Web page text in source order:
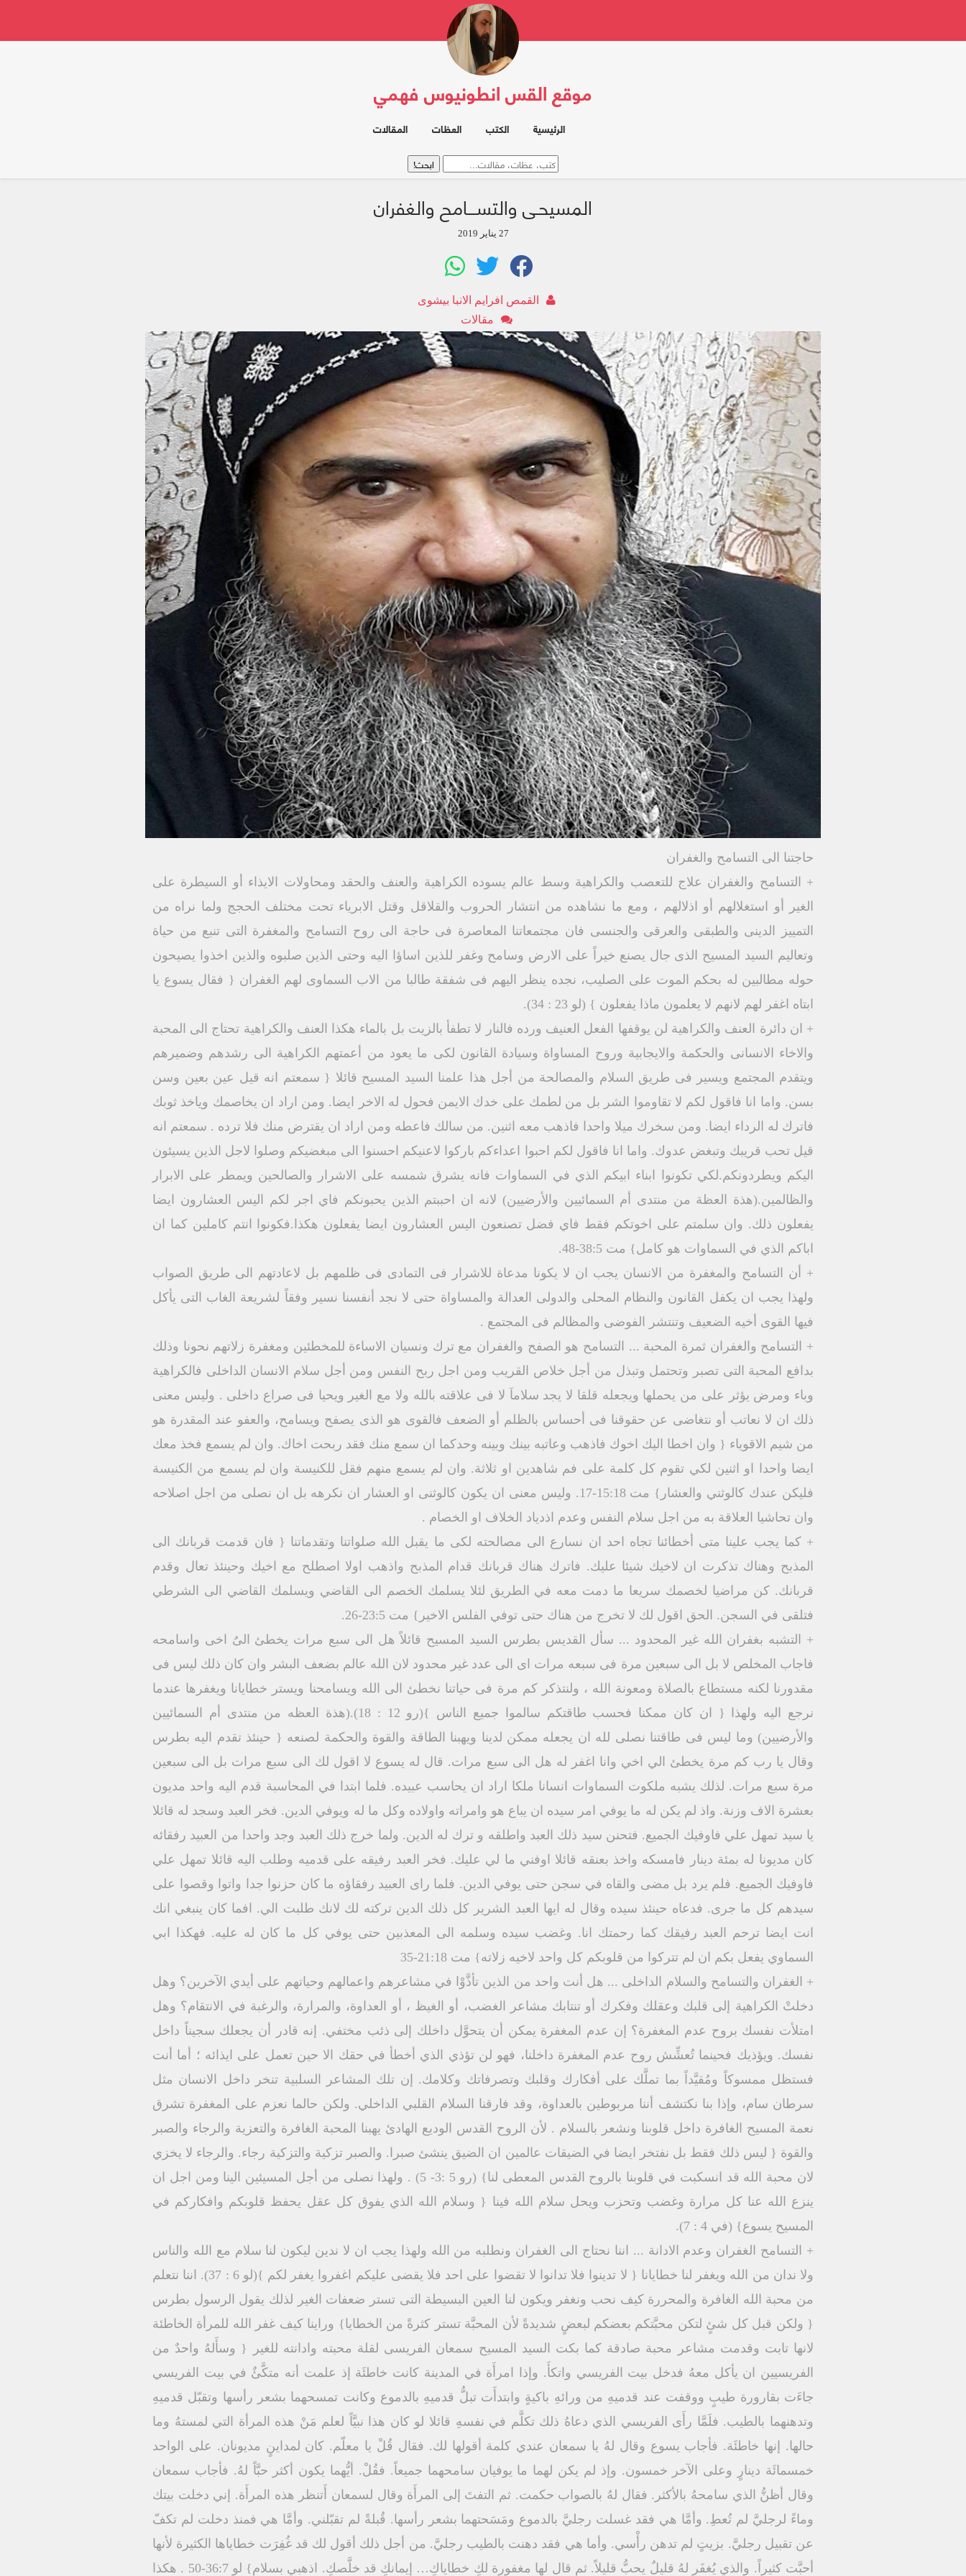
موقع القس انطونيوس فهمي
الرئيسية الكتب العظات المقالات
المسيحـى والتســـامح والغفران
27 يناير 2019
القمص افرايم الانبا بيشوى
مقالات
حاجتنا الى التسامح والغفران
+ التسامح والغفران علاج للتعصب والكراهية وسط عالم يسوده الكراهية والعنف والحقد ومحاولات الايذاء أو السيطرة على
الغير أو استغلالهم أو اذلالهم ، ومع ما نشاهده من انتشار الحروب والقلاقل وقتل الابرياء تحت مختلف الحجج ولما نراه من
التمييز الدينى والطبقى والعرقى والجنسى فان مجتمعاتنا المعاصرة فى حاجة الى روح التسامح والمغفرة التى تنبع من حياة
وتعاليم السيد المسيح الذى جال يصنع خيراً على الارض وسامح وغفر للذين اساؤا اليه وحتى الذين صلبوه والذين اخذوا يصيحون
حوله مطالبين له بحكم الموت على الصليب، نجده ينظر اليهم فى شفقة طالبا من الاب السماوى لهم الغفران { فقال يسوع يا
ابتاه اغفر لهم لانهم لا يعلمون ماذا يفعلون } (لو 23 : 34).
+ ان دائرة العنف والكراهية لن يوقفها الفعل العنيف ورده فالنار لا تطفأ بالزيت بل بالماء هكذا العنف والكراهية تحتاج الى المحبة
والاخاء الانسانى والحكمة والايجابية وروح المساواة وسيادة القانون لكى ما يعود من أعمتهم الكراهية الى رشدهم وضميرهم
ويتقدم المجتمع ويسير فى طريق السلام والمصالحة من أجل هذا علمنا السيد المسيح قائلا { سمعتم انه قيل عين بعين وسن
بسن. واما انا فاقول لكم لا تقاوموا الشر بل من لطمك على خدك الايمن فحول له الاخر ايضا. ومن اراد ان يخاصمك وياخذ ثوبك
فاترك له الرداء ايضا. ومن سخرك ميلا واحدا فاذهب معه اثنين. من سالك فاعطه ومن اراد ان يقترض منك فلا ترده . سمعتم انه
قيل تحب قريبك وتبغض عدوك. واما انا فاقول لكم احبوا اعداءكم باركوا لاعنيكم احسنوا الى مبغضيكم وصلوا لاجل الذين يسيئون
اليكم ويطردونكم.لكي تكونوا ابناء ابيكم الذي في السماوات فانه يشرق شمسه على الاشرار والصالحين ويمطر على الابرار
والظالمين.(هذة العظة من منتدى أم السمائيين والأرضيين) لانه ان احببتم الذين يحبونكم فاي اجر لكم اليس العشارون ايضا
يفعلون ذلك. وان سلمتم على اخوتكم فقط فاي فضل تصنعون اليس العشارون ايضا يفعلون هكذا.فكونوا انتم كاملين كما ان
اباكم الذي في السماوات هو كامل} مت 38:5-48.
+ أن التسامح والمغفرة من الانسان يجب ان لا يكونا مدعاة للاشرار فى التمادى فى ظلمهم بل لاعادتهم الى طريق الصواب
ولهذا يجب ان يكفل القانون والنظام المحلى والدولى العدالة والمساواة حتى لا نجد أنفسنا نسير وفقاً لشريعة الغاب التى يأكل
فيها القوى أخيه الضعيف وتنتشر الفوضى والمظالم فى المجتمع .
+ التسامح والغفران ثمرة المحبة ... التسامح هو الصفح والغفران مع ترك ونسيان الاساءة للمخطئين ومغفرة زلاتهم نحونا وذلك
بدافع المحبة التى تصبر وتحتمل وتبذل من أجل خلاص القريب ومن اجل ربح النفس ومن أجل سلام الانسان الداخلى فالكراهية
وباء ومرض يؤثر على من يحملها ويجعله قلقا لا يجد سلاماَ لا فى علاقته بالله ولا مع الغير ويحيا فى صراع داخلى . وليس معنى
ذلك ان لا نعاتب أو نتغاضى عن حقوقنا فى أحساس بالظلم أو الضعف فالقوى هو الذى يصفح ويسامح، والعفو عند المقدرة هو
من شيم الاقوياء { وان اخطا اليك اخوك فاذهب وعاتبه بينك وبينه وحدكما ان سمع منك فقد ربحت اخاك. وان لم يسمع فخذ معك
ايضا واحدا او اثنين لكي تقوم كل كلمة على فم شاهدين او ثلاثة. وان لم يسمع منهم فقل للكنيسة وان لم يسمع من الكنيسة
فليكن عندك كالوثني والعشار} مت 15:18-17. وليس معنى ان يكون كالوثنى او العشار ان نكرهه بل ان نصلى من اجل اصلاحه
وان تحاشيا العلاقة به من اجل سلام النفس وعدم اذدياد الخلاف او الخصام .
+ كما يجب علينا متى أخطائنا تجاه احد ان نسارع الى مصالحته لكى ما يقبل الله صلواتنا وتقدماتنا { فان قدمت قربانك الى
المذبح وهناك تذكرت ان لاخيك شيئا عليك. فاترك هناك قربانك قدام المذبح واذهب اولا اصطلح مع اخيك وحينئذ تعال وقدم
قربانك. كن مراضيا لخصمك سريعا ما دمت معه في الطريق لئلا يسلمك الخصم الى القاضي ويسلمك القاضي الى الشرطي
فتلقى في السجن. الحق اقول لك لا تخرج من هناك حتى توفي الفلس الاخير} مت 23:5-26.
+ التشبه بغفران الله غير المحدود ... سأل القديس بطرس السيد المسيح قائلاً هل الى سبع مرات يخطئ الىٌ اخى واسامحه
فاجاب المخلص لا بل الى سبعين مرة فى سبعه مرات اى الى عدد غير محدود لان الله عالم بضعف البشر وان كان ذلك ليس فى
مقدورنا لكنه مستطاع بالصلاة ومعونة الله ، ولنتذكر كم مرة فى حياتنا نخطئ الى الله ويسامحنا ويستر خطايانا ويغفرها عندما
نرجع اليه ولهذا { ان كان ممكنا فحسب طاقتكم سالموا جميع الناس }(رو 12 : 18).(هذة العظه من منتدى أم السمائيين
والأرضيين) وما ليس فى طاقتنا نصلى لله ان يجعله ممكن لدينا ويهبنا الطاقة والقوة والحكمة لصنعه { حينئذ تقدم اليه بطرس
وقال يا رب كم مرة يخطئ الي اخي وانا اغفر له هل الى سبع مرات. قال له يسوع لا اقول لك الى سبع مرات بل الى سبعين
مرة سبع مرات. لذلك يشبه ملكوت السماوات انسانا ملكا اراد ان يحاسب عبيده. فلما ابتدا في المحاسبة قدم اليه واحد مديون
بعشرة الاف وزنة. واذ لم يكن له ما يوفي امر سيده ان يباع هو وامراته واولاده وكل ما له ويوفي الدين. فخر العبد وسجد له قائلا
يا سيد تمهل علي فاوفيك الجميع. فتحنن سيد ذلك العبد واطلقه و ترك له الدين. ولما خرج ذلك العبد وجد واحدا من العبيد رفقائه
كان مديونا له بمئة دينار فامسكه واخذ بعنقه قائلا اوفني ما لي عليك. فخر العبد رفيقه على قدميه وطلب اليه قائلا تمهل علي
فاوفيك الجميع. فلم يرد بل مضى والقاه في سجن حتى يوفي الدين. فلما راى العبيد رفقاؤه ما كان حزنوا جدا واتوا وقصوا على
سيدهم كل ما جرى. فدعاه حينئذ سيده وقال له ايها العبد الشرير كل ذلك الدين تركته لك لانك طلبت الي. افما كان ينبغي انك
انت ايضا ترحم العبد رفيقك كما رحمتك انا. وغضب سيده وسلمه الى المعذبين حتى يوفي كل ما كان له عليه. فهكذا ابي
السماوي يفعل بكم ان لم تتركوا من قلوبكم كل واحد لاخيه زلاته} مت 21:18-35
+ الغفران والتسامح والسلام الداخلى ... هل أنت واحد من الذين تأذَّوْا في مشاعرهم واعمالهم وحياتهم على أيدي الآخرين؟ وهل
دخلتْ الكراهية إلى قلبك وعقلك وفكرك أو تنتابك مشاعر الغضب، أو الغيظ ، أو العداوة، والمرارة، والرغبة في الانتقام؟ وهل
امتلأت نفسك بروح عدم المغفرة؟ إن عدم المغفرة يمكن أن يتحوَّل داخلك إلى ذئب مختفي. إنه قادر أن يجعلك سجيناً داخل
نفسك. ويؤذيك فحينما تُعشِّش روح عدم المغفرة داخلنا، فهو لن تؤذي الذي أخطأ في حقك الا حين تعمل على ايذائه ؛ أما أنت
فستظل ممسوكاً ومُقيَّداً بما تملَّك على أفكارك وقلبك وتصرفاتك وكلامك. إن تلك المشاعر السلبية تنخر داخل الانسان مثل
سرطان سام، وإذا بنا نكتشف أننا مربوطين بالعداوة، وقد فارقنا السلام القلبي الداخلي. ولكن حالما نعزم على المغفرة تشرق
نعمة المسيح الغافرة داخل قلوبنا ونشعر بالسلام . لأن الروح القدس الوديع الهادئ يهبنا المحبة الغافرة والتعزية والرجاء والصبر
والقوة { ليس ذلك فقط بل نفتخر ايضا في الضيقات عالمين ان الضيق ينشئ صبرا. والصبر تزكية والتزكية رجاء. والرجاء لا يخزي
لان محبة الله قد انسكبت في قلوبنا بالروح القدس المعطى لنا} (رو 5 :3- 5) . ولهذا نصلى من أجل المسيئين الينا ومن اجل ان
ينزع الله عنا كل مرارة وغضب وتحزب ويحل سلام الله فينا { وسلام الله الذي يفوق كل عقل يحفظ قلوبكم وافكاركم في
المسيح يسوع} (في 4 : 7).
+ التسامح الغفران وعدم الادانة ... اننا نحتاج الى الغفران ونطلبه من الله ولهذا يجب ان لا ندين ليكون لنا سلام مع الله والناس
ولا ندان من الله ويغفر لنا خطايانا { لا تدينوا فلا تدانوا لا تقضوا على احد فلا يقضى عليكم اغفروا يغفر لكم }(لو 6 : 37). اننا نتعلم
من محبة الله الغافرة والمحررة كيف نحب ونغفر ويكون لنا العين البسيطة التى تستر ضعفات الغير لذلك يقول الرسول بطرس
{ ولكن قبل كل شئٍ لتكن محبَّتكم بعضكم لبعضٍ شديدةً لأن المحبَّة تستر كثرةً من الخطايا} وراينا كيف غفر الله للمرأة الخاطئة
لانها تابت وقدمت مشاعر محبة صادقة كما بكت السيد المسيح سمعان الفريسى لقلة محبته وادانته للغير { وسأَلهُ واحدٌ من
الفريسيين ان يأكل معهُ فدخل بيت الفريسي واتكأَ. وإذا امرأَة في المدينة كانت خاطئَة إذ علمت أنه متكَّئٌ في بيت الفريسي
جاءَت بقارورة طيبٍ ووقفت عند قدميهِ من ورائهِ باكيةٍ وابتدأَت تبلُّ قدميهِ بالدموع وكانت تمسحهما بشعر رأسها وتقبّل قدميهِ
وتدهنهما بالطيب. فلَمَّا رأَى الفريسي الذي دعاهُ ذلك تكلَّم في نفسهِ قائلا لو كان هذا نبيَّاً لعلم مَنْ هذه المرأة التي لمستهُ وما
حالها. إنها خاطئَة. فأجاب يسوع وقال لهُ يا سمعان عندي كلمة أقولها لك. فقال قُلْ يا معلّم. كان لمداينٍ مديونان. على الواحد
خمسمائَة دينارٍ وعلى الآخر خمسون. وإذ لم يكن لهما ما يوفيان سامحهما جميعاً. فقُلْ. أيُّهما يكون أكثر حبَّاً لهُ. فأجاب سمعان
وقال أظنُّ الذي سامحهُ بالأكثر. فقال لهُ بالصواب حكمت. ثم التفتَ إلى المرأَة وقال لسمعان أَتنظر هذه المرأَة. إني دخلت بيتك
وماءً لرجليَّ لم تُعطِ. وأمَّا هي فقد غسلت رجليَّ بالدموع ومَسَحتهما بشعر رأسها. قُبلةً لم تقبّلني. وأمَّا هي فمنذ دخلت لم تكفّ
عن تقبيل رجليَّ. بزيتٍ لم تدهن رأْسي. وأما هي فقد دهنت بالطيب رجليَّ. من أجل ذلك أقول لك قد غُفِرَت خطاياها الكثيرة لأنها
أحبَّت كثيراً. والذي يُغفَر لهُ قليلٌ يحبُّ قليلاً. ثم قال لها مغفورة لكِ خطاياكِ… إيمانكِ قد خلَّصكِ. اذهبي بسلامٍ} لو 36:7-50 . هكذا